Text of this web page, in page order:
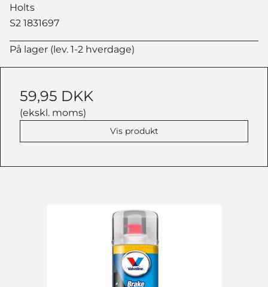
Holts
S2 1831697
På lager (lev. 1-2 hverdage)
59,95 DKK
(ekskl. moms)
Vis produkt